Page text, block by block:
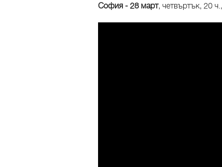
София - 28 март, четвъртък, 20